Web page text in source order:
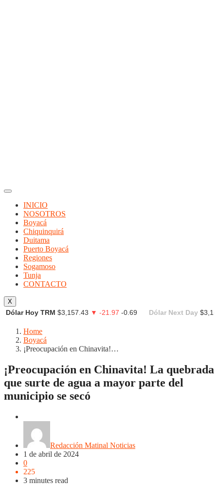
INICIO
NOSOTROS
Boyacá
Chiquinquirá
Duitama
Puerto Boyacá
Regiones
Sogamoso
Tunja
CONTACTO
X
Dólar Hoy TRM $3,157.43 ▼ -21.97 -0.69 Dólar Next Day
Home
Boyacá
¡Preocupación en Chinavita!…
¡Preocupación en Chinavita! La quebrada
que surte de agua a mayor parte del
municipio se secó
Redacción Matinal Noticias
1 de abril de 2024
0
225
3 minutes read